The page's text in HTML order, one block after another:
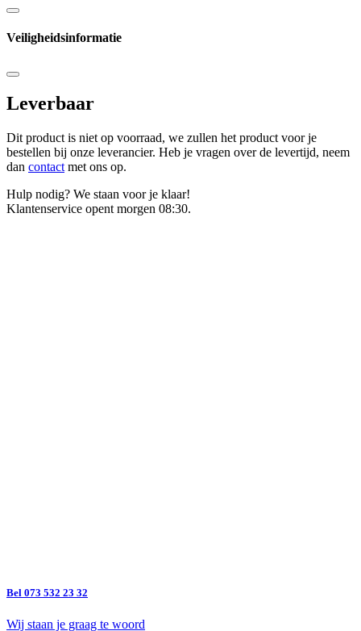
Veiligheidsinformatie
Leverbaar
Dit product is niet op voorraad, we zullen het product voor je
bestellen bij onze leverancier. Heb je vragen over de levertijd, neem
dan contact met ons op.
Hulp nodig? We staan voor je klaar!
Klantenservice opent morgen 08:30.
Bel 073 532 23 32
Wij staan je graag te woord